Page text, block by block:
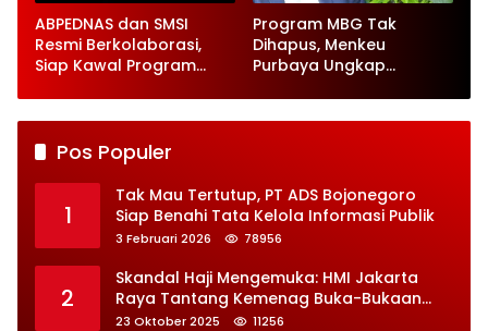
ABPEDNAS dan SMSI
Resmi Berkolaborasi,
Siap Kawal Program
Program MBG Tak
Dihapus, Menkeu
Purbaya Ungkap
besaran
Pos Populer
1
Tak Mau Tertutup, PT ADS Bojonegoro
Siap Benahi Tata Kelola Informasi Publik
3 Februari 2026 78956
2
Skandal Haji Mengemuka: HMI Jakarta
Raya Tantang Kemenag Buka-Bukaan
Soal Kontrak Syarekah Bermasalah
23 Oktober 2025 11256